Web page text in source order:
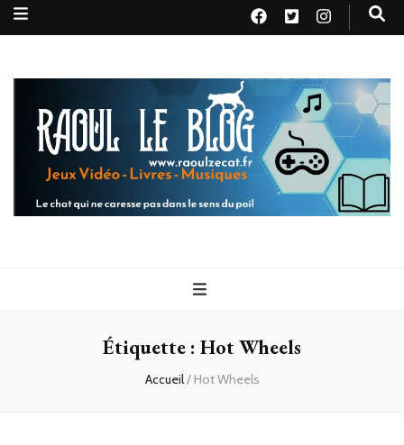
Raoul le
blog
Étiquette : Hot Wheels
Accueil/ Hot Wheels